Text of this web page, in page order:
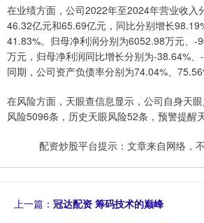
在业绩方面，公司2022年至2024年营业收入
46.32亿元和65.69亿元，同比分别增长
41.83%。归母净利润分别为6052.98万元、-
万元，归母净利润同比增长分别为-38.64%、
同期，公司资产负债率分别为74.04%、
在风险方面，天眼查信息显示，公司自身天
风险5096条，历史天眼风险52条，预警提醒
配资炒股平台提示：文章来自网络，
上一篇： 冠达配资 筹码技术的巅峰